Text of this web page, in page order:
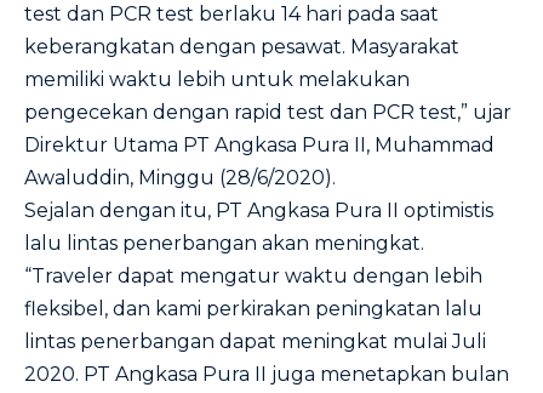
test dan PCR test berlaku 14 hari pada saat
keberangkatan dengan pesawat. Masyarakat
memiliki waktu lebih untuk melakukan
pengecekan dengan rapid test dan PCR test,” ujar
Direktur Utama PT Angkasa Pura II, Muhammad
Awaluddin, Minggu (28/6/2020).
Sejalan dengan itu, PT Angkasa Pura II optimistis
lalu lintas penerbangan akan meningkat.
“Traveler dapat mengatur waktu dengan lebih
fleksibel, dan kami perkirakan peningkatan lalu
lintas penerbangan dapat meningkat mulai Juli
2020. PT Angkasa Pura II juga menetapkan bulan